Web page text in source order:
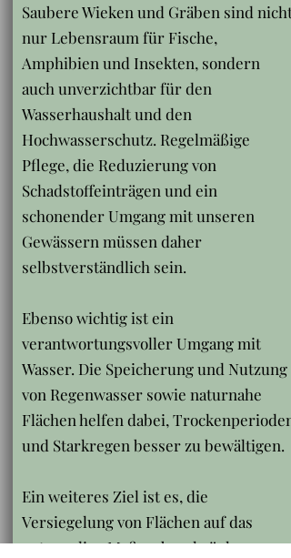
Saubere Wieken und Gräben sind nicht
nur Lebensraum für Fische,
Amphibien und Insekten, sondern
auch unverzichtbar für den
Wasserhaushalt und den
Hochwasserschutz. Regelmäßige
Pflege, die Reduzierung von
Schadstoffeinträgen und ein
schonender Umgang mit unseren
Gewässern müssen daher
selbstverständlich sein.
Ebenso wichtig ist ein
verantwortungsvoller Umgang mit
Wasser. Die Speicherung und Nutzung
von Regenwasser sowie naturnahe
Flächen helfen dabei, Trockenperioden
und Starkregen besser zu bewältigen.
Ein weiteres Ziel ist es, die
Versiegelung von Flächen auf das
notwendige Maß zu beschränken.